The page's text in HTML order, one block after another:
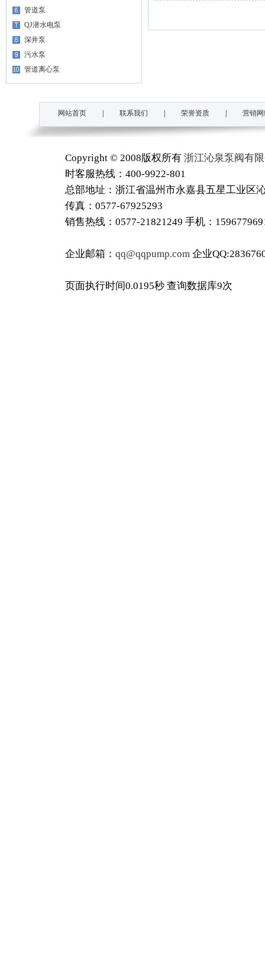
管道泵
QJ潜水电泵
深井泵
污水泵
管道离心泵
网站首页 联系我们 荣誉资质 营销
Copyright © 2008版权所有 浙江沁泉泵阀有
时客服热线：400-9922-801
总部地址：浙江省温州市永嘉县五星工业区
传真：0577-67925293
销售热线：0577-21821249 手机：
企业邮箱： qq@qqpump.com 企业
页面执行时间0.0195秒 查询数据库9次